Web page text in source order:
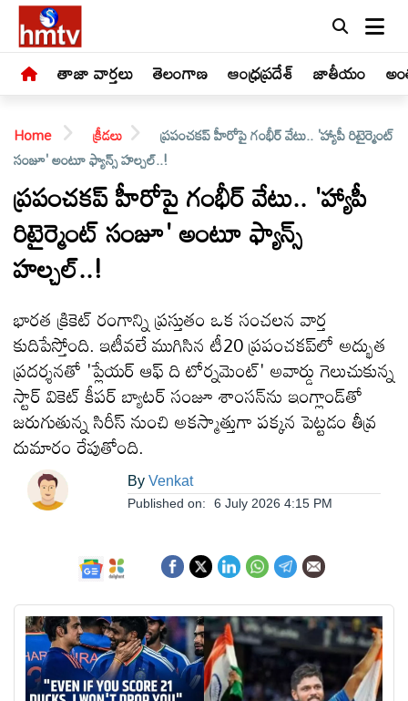
తాజా వార్తలు తెలంగాణ ఆంధ్రప్రదేశ్ జాతీయం
LIVE
తాజా
వార్తలు
తెలంగాణ
ఆంధ్రప్రదేశ్
జాతీయం
అంతర్జాతీయం
సినిమా
క్రీడలు
Home క్రీడలు
ప్రపంచకప్ హీరోపై గంభీర్ వేటు.. 'హ్యాపీ రిటైర్మెంట్
సంజూ' అంటూ ఫ్యాన్స్ హల్చల్..!
ప్రపంచకప్ హీరోపై గంభీర్ వేటు.. 'హ్యాపీ
రిటైర్మెంట్ సంజూ' అంటూ ఫ్యాన్స్
హల్చల్..!
భారత క్రికెట్ రంగాన్ని ప్రస్తుతం ఒక సంచలన వార్త
కుదిపేస్తోంది. ఇటీవలే ముగిసిన టీ20 ప్రపంచకప్‌లో అద్భుత
ప్రదర్శనతో 'ప్లేయర్ ఆఫ్ ది టోర్నమెంట్' అవార్డు గెలుచుకున్న
స్టార్ వికెట్ కీపర్ బ్యాటర్ సంజూ శాంసన్‌ను ఇంగ్లాండ్‌తో
జరుగుతున్న సిరీస్ నుంచి అకస్మాత్తుగా పక్కన పెట్టడం తీవ్ర
దుమారం రేపుతోంది.
By Venkat
Published on: 6 July 2026 4:15 PM